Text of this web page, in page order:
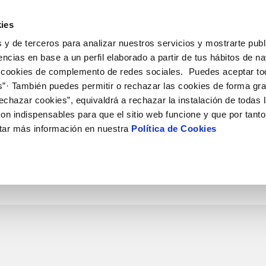
y de terceros para analizar nuestros servicios y mostrarte
en base a un perfil elaborado a partir de tus hábitos de
de complemento de redes sociales. Puedes aceptar
También puedes permitir o rechazar las cookies de forma
cookies”, equivaldrá a rechazar la instalación de todas
indispensables para que el sitio web funcione y que por
más información en nuestra Política de Cookies
titular
subministrament
MODIFICACIÓ DE DADES
Actualitzar dades bancàries
Actualitzar dades de
El Teu Servei
AL CLIENT
contacte
COMPROMÍS DE SERVEI
Carta de compromisos
Customer Counsel (Defensa del
La Teva Aigua
la qualitat de l’aigua
CURA DE L'AIGUA
Consells d’estalvi
Coneix-nos
de gestió i certificats
PERFIL DEL CONTRACTANT
Plataforma de contractació del
públic
El